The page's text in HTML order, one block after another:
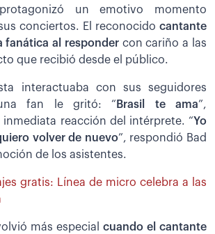
un emotivo momento
conciertos. El reconocido cantante
fanática al responder con cariño a las
que recibió desde el público.
interactuaba con sus seguidores
fan le gritó: “ Brasil te ama”,
reacción del intérprete. “Yo
volver de nuevo”, respondió Bad
de los asistentes.
gratis: Línea de micro celebra a las
más especial cuando el cantante